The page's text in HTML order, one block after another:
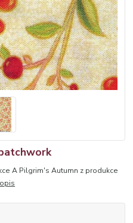
A Pilgrim's Autumn z produkce